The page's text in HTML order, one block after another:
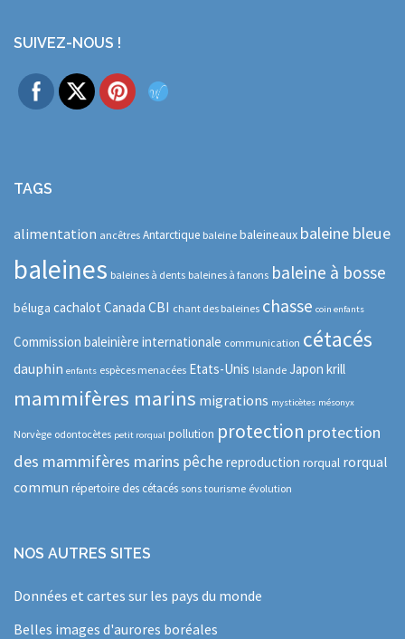
SUIVEZ-NOUS !
TAGS
alimentation ancêtres Antarctique baleine baleineaux baleine bleue
baleines baleines à dents baleines à fanons baleine à bosse
béluga cachalot Canada CBI chant des baleines chasse coin enfants
Commission baleinière internationale communication cétacés
dauphin enfants espèces menacées Etats-Unis Islande Japon krill
mammifères marins migrations mysticètes mésonyx
Norvège odontocètes petit rorqual pollution protection protection
des mammifères marins pêche reproduction rorqual rorqual
commun répertoire des cétacés sons tourisme évolution
NOS AUTRES SITES
Données et cartes sur les pays du monde
Belles images d'aurores boréales